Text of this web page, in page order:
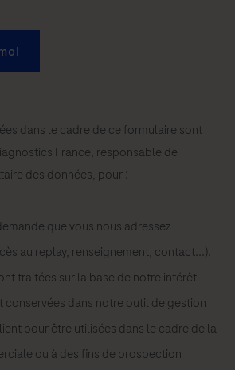
dans le cadre de ce formulaire sont
France, responsable de
des données, pour :
que vous nous adressez
au replay, renseignement, contact...).
traitées sur la base de notre intérêt
conservées dans notre outil de gestion
pour être utilisées dans le cadre de la
ou à des fins de prospection